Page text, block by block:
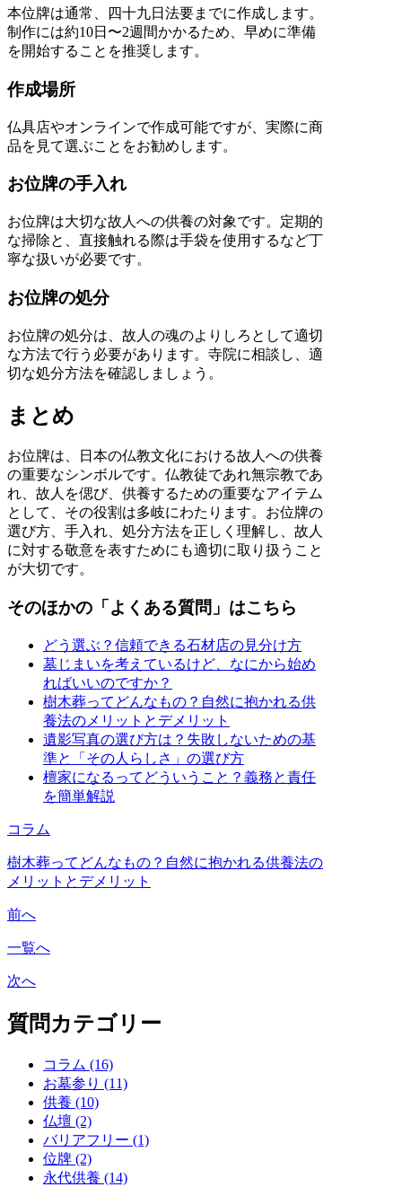
本位牌は通常、四十九日法要までに作成します。
制作には約10日〜2週間かかるため、早めに準備
を開始することを推奨します。
作成場所
仏具店やオンラインで作成可能ですが、実際に商
品を見て選ぶことをお勧めします。
お位牌の手入れ
お位牌は大切な故人への供養の対象です。定期的
な掃除と、直接触れる際は手袋を使用するなど丁
寧な扱いが必要です。
お位牌の処分
お位牌の処分は、故人の魂のよりしろとして適切
な方法で行う必要があります。寺院に相談し、適
切な処分方法を確認しましょう。
まとめ
お位牌は、日本の仏教文化における故人への供養
の重要なシンボルです。仏教徒であれ無宗教であ
れ、故人を偲び、供養するための重要なアイテム
として、その役割は多岐にわたります。お位牌の
選び方、手入れ、処分方法を正しく理解し、故人
に対する敬意を表すためにも適切に取り扱うこと
が大切です。
そのほかの「よくある質問」はこちら
どう選ぶ？信頼できる石材店の見分け方
墓じまいを考えているけど、なにから始め
ればいいのですか？
樹木葬ってどんなもの？自然に抱かれる供
養法のメリットとデメリット
遺影写真の選び方は？失敗しないための基
準と「その人らしさ」の選び方
檀家になるってどういうこと？義務と責任
を簡単解説
コラム
樹木葬ってどんなもの？自然に抱かれる供養法の
メリットとデメリット
前へ
一覧へ
次へ
質問カテゴリー
コラム (16)
お墓参り (11)
供養 (10)
仏壇 (2)
バリアフリー (1)
位牌 (2)
永代供養 (14)